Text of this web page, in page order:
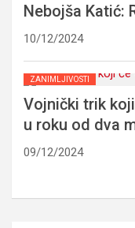
Nebojša Katić:
10/12/2024
ZANIMLJIVOSTI
Vojnički trik
u roku od dva
09/12/2024